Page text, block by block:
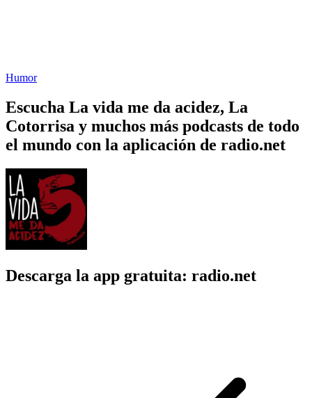
Humor
Escucha La vida me da acidez, La
Cotorrisa y muchos más podcasts de todo
el mundo con la aplicación de radio.net
Descarga la app gratuita: radio.net